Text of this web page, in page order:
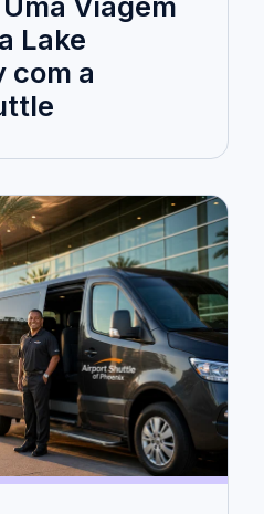
Lake
com a